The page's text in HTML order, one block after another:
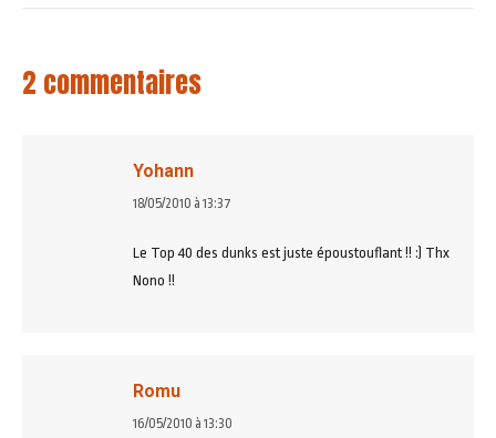
2 commentaires
Yohann
dit
18/05/2010 à 13:37
Le Top 40 des dunks est juste époustouflant !! :) Thx
Nono !!
Romu
dit
16/05/2010 à 13:30